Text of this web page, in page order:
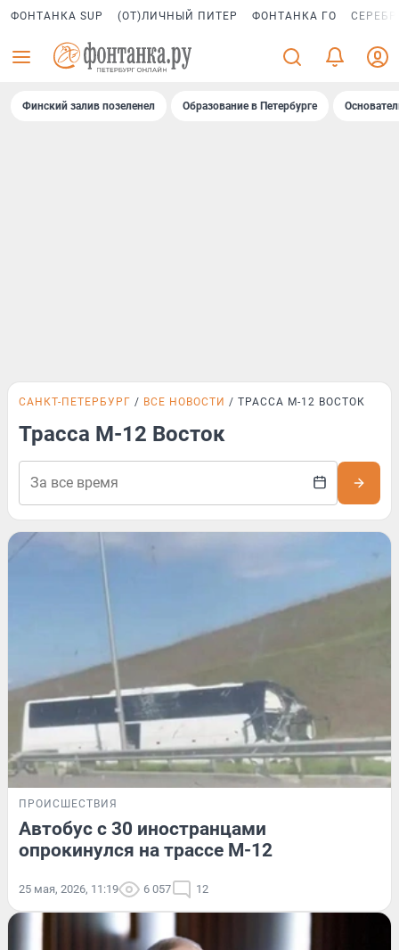
ФОНТАНКА SUP (ОТ)ЛИЧНЫЙ ПИТЕР ФОНТАНКА ГО
Финский залив позеленел Образование в Петербурге
САНКТ-ПЕТЕРБУРГ ВСЕ НОВОСТИ ТРАССА М-12 ВОСТОК
Трасса М-12 Восток
ПРОИСШЕСТВИЯ
Автобус с 30 иностранцами
опрокинулся на трассе М-12
25 мая, 2026, 11:19 6 057 12